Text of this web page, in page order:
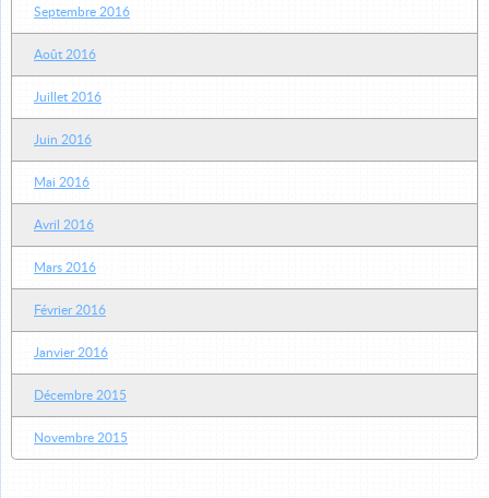
Septembre 2016
Août 2016
Juillet 2016
Juin 2016
Mai 2016
Avril 2016
Mars 2016
Février 2016
Janvier 2016
Décembre 2015
Novembre 2015